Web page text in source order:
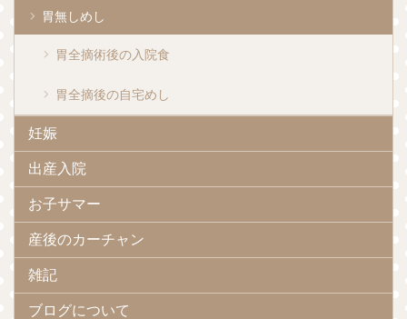
胃無しめし
胃全摘術後の入院食
胃全摘後の自宅めし
妊娠
出産入院
お子サマー
産後のカーチャン
雑記
ブログについて